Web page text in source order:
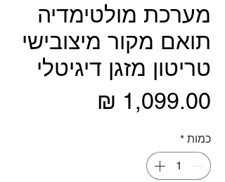
מערכת מולטימדיה
תואם מקור מיצובישי
טריטון מזגן דיגיטלי
כמות *